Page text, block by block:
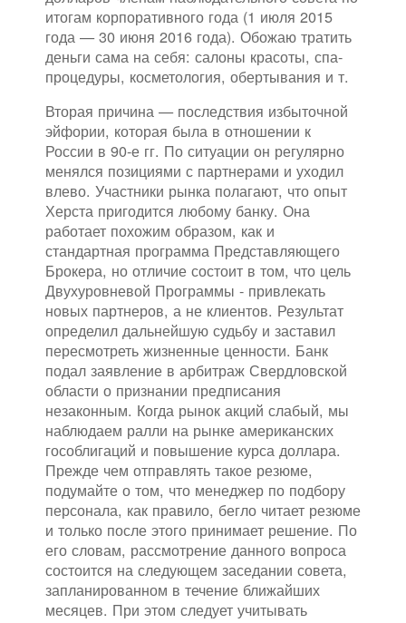
итогам корпоративного года (1 июля 2015
года — 30 июня 2016 года). Обожаю тратить
деньги сама на себя: салоны красоты, спа-
процедуры, косметология, обертывания и т.
Вторая причина — последствия избыточной
эйфории, которая была в отношении к
России в 90-е гг. По ситуации он регулярно
менялся позициями с партнерами и уходил
влево. Участники рынка полагают, что опыт
Херста пригодится любому банку. Она
работает похожим образом, как и
стандартная программа Представляющего
Брокера, но отличие состоит в том, что цель
Двухуровневой Программы - привлекать
новых партнеров, а не клиентов. Результат
определил дальнейшую судьбу и заставил
пересмотреть жизненные ценности. Банк
подал заявление в арбитраж Свердловской
области о признании предписания
незаконным. Когда рынок акций слабый, мы
наблюдаем ралли на рынке американских
гособлигаций и повышение курса доллара.
Прежде чем отправлять такое резюме,
подумайте о том, что менеджер по подбору
персонала, как правило, бегло читает резюме
и только после этого принимает решение. По
его словам, рассмотрение данного вопроса
состоится на следующем заседании совета,
запланированном в течение ближайших
месяцев. При этом следует учитывать